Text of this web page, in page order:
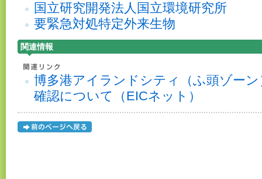
国立研究開発法人国立環境研究所
要緊急対処特定外来生物
関連情報
博多港アイランドシティ（ふ頭ゾー
確認について（EICネット）